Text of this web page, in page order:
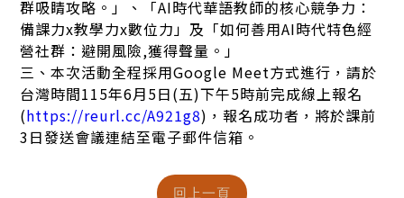
群吸睛攻略。」、「AI時代華語教師的核心競争力：
備課力x教學力x數位力」及「如何善用AI時代特色經
營社群：避開風險,獲得聲量。」
三、本次活動全程採用Google Meet方式進行，請於
台灣時間115年6月5日(五)下午5時前完成線上報名
(https://reurl.cc/A921g8)，報名成功者，將於課前
3日發送會議連結至電子郵件信箱。